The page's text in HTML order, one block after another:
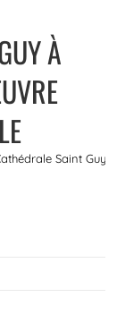
À
Saint Guy à